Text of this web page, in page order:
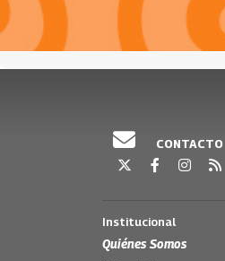
CONTACTO
Institucional
Quiénes Somos